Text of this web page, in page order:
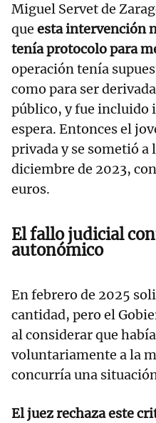
Miguel Servet de
que esta intervención
tenía protocolo para
operación tenía
como para ser
público, y fue incluido
espera. Entonces el
privada y se sometió a
diciembre de 2023,
euros.
El fallo judicial
autonómico
En febrero de 2025
cantidad, pero el
al considerar que
voluntariamente a la
concurría una
El juez rechaza este